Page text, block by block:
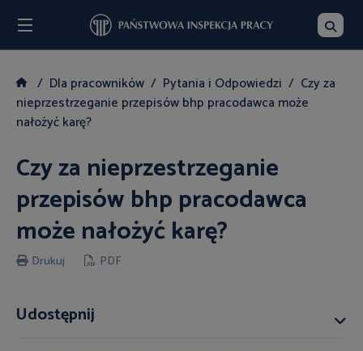
Dla pracowników Pytania i Odpowiedzi
Czy za
nieprzestrzeganie przepisów bhp pracodawca może
nałożyć karę?
Czy za nieprzestrzeganie
przepisów bhp pracodawca
może nałożyć karę?
Drukuj PDF
Udostępnij
Szukaj